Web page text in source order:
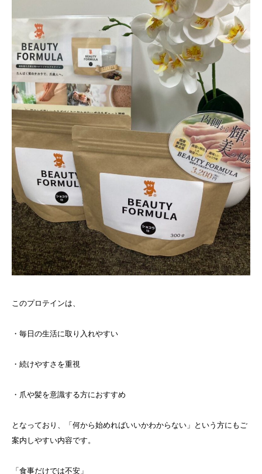
このプロテインは、
・毎日の生活に取り入れやすい
・続けやすさを重視
・爪や髪を意識する方におすすめ
となっており、「何から始めればいいかわからない」という方にもご
案内しやすい内容です。
「食事だけでは不安」